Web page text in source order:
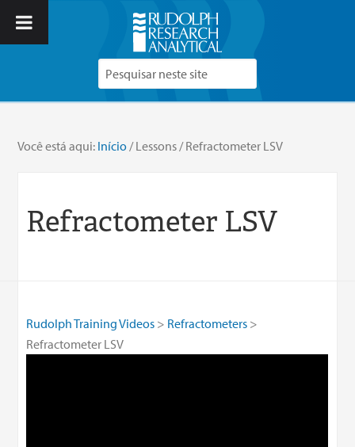
Você está aqui: Início /Lessons /Refractometer LSV
Refractometer LSV
Rudolph Training Videos
Refractometers
Refractometer LSV